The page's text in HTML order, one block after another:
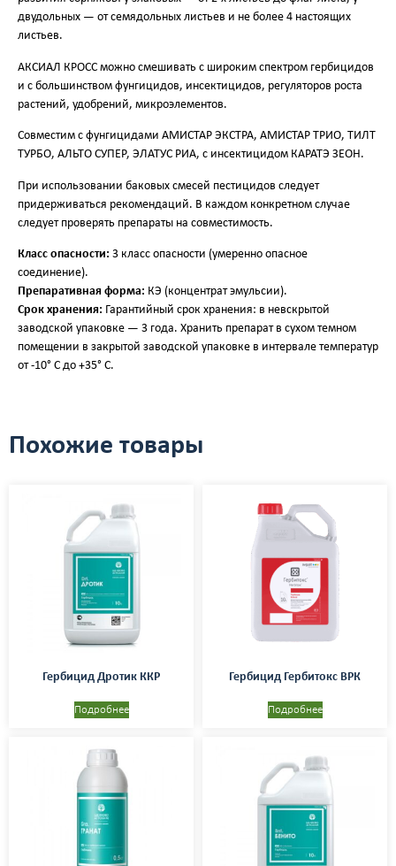
двудольных — от семядольных листьев и не более 4 настоящих
листьев.
АКСИАЛ КРОСС можно смешивать с широким спектром гербицидов
и с большинством фунгицидов, инсектицидов, регуляторов роста
растений, удобрений, микроэлементов.
Совместим с фунгицидами АМИСТАР ЭКСТРА, АМИСТАР ТРИО, ТИЛТ
ТУРБО, АЛЬТО СУПЕР, ЭЛАТУС РИА, с инсектицидом КАРАТЭ ЗЕОН.
При использовании баковых смесей пестицидов следует
придерживаться рекомендаций. В каждом конкретном случае
следует проверять препараты на совместимость.
Класс опасности: 3 класс опасности (умеренно опасное
соединение).
Препаративная форма: КЭ (концентрат эмульсии).
Срок хранения: Гарантийный срок хранения: в невскрытой
заводской упаковке — 3 года. Хранить препарат в сухом темном
помещении в закрытой заводской упаковке в интервале температур
от -10° С до +35° С.
Похожие товары
Гербицид Дротик ККР
Подробнее
Гербицид Гербитокс ВРК
Подробнее